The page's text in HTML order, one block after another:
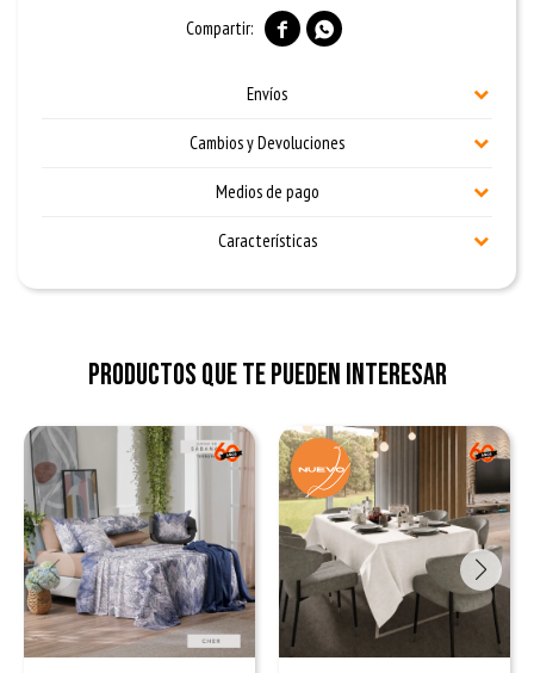
 
Envíos
Cambios y Devoluciones
Medios de pago
Características
Productos que te pueden interesar